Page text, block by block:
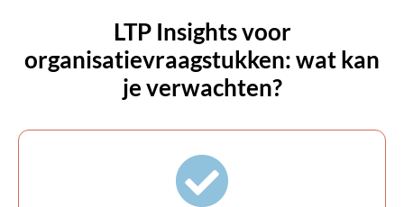
LTP Insights voor
organisatievraagstukken: wat kan
je verwachten?